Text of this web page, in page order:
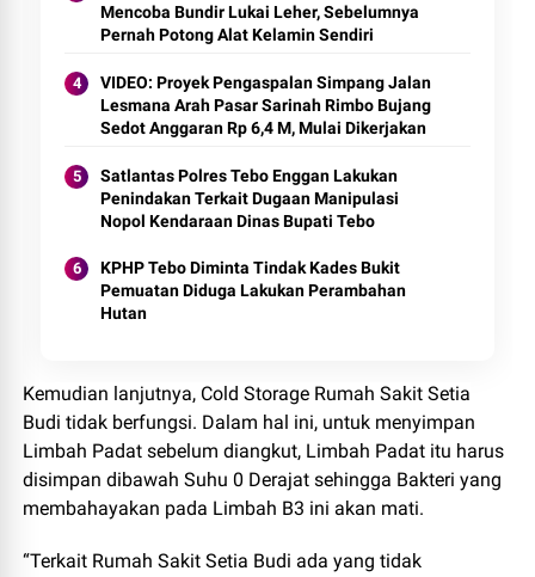
Mencoba Bundir Lukai Leher, Sebelumnya
Pernah Potong Alat Kelamin Sendiri
VIDEO: Proyek Pengaspalan Simpang Jalan
Lesmana Arah Pasar Sarinah Rimbo Bujang
Sedot Anggaran Rp 6,4 M, Mulai Dikerjakan
Satlantas Polres Tebo Enggan Lakukan
Penindakan Terkait Dugaan Manipulasi
Nopol Kendaraan Dinas Bupati Tebo
KPHP Tebo Diminta Tindak Kades Bukit
Pemuatan Diduga Lakukan Perambahan
Hutan
Kemudian lanjutnya, Cold Storage Rumah Sakit Setia
Budi tidak berfungsi. Dalam hal ini, untuk menyimpan
Limbah Padat sebelum diangkut, Limbah Padat itu harus
disimpan dibawah Suhu 0 Derajat sehingga Bakteri yang
membahayakan pada Limbah B3 ini akan mati.
“Terkait Rumah Sakit Setia Budi ada yang tidak